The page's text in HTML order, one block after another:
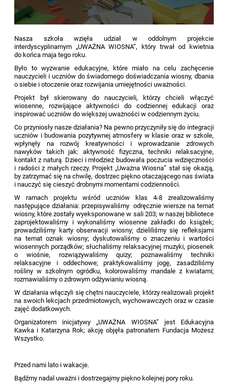
Nasza szkoła wzięła udział w oddolnym projekcie
interdyscyplinarnym „UWAŻNA WIOSNA”, który trwał od kwietnia
do końca maja tego roku.
Było to wyzwanie edukacyjne, które miało na celu zachęcenie
nauczycieli i uczniów do świadomego doświadczania wiosny, dbania
o siebie i otoczenie oraz rozwijania umiejętności uważności.
Projekt był skierowany do nauczycieli, którzy chcieli włączyć
wiosenne, rozwijające aktywności do codziennej edukacji oraz
inspirować uczniów do większej uważności w codziennym życiu.
Co przyniosły nasze działania? Na pewno przyczyniły się do integracji
uczniów i budowania pozytywnej atmosfery w klasie oraz w szkole,
wpłynęły na rozwój kreatywności i wprowadzanie zdrowych
nawyków takich jak: aktywność fizyczna, techniki relaksacyjne,
kontakt z naturą. Dzieci i młodzież budowała poczucia wdzięczności
i radości z małych rzeczy. Projekt „Uważna Wiosna” stał się okazją,
by zatrzymać się na chwilę, dostrzec piękno otaczającego nas świata
i nauczyć się cieszyć drobnymi momentami codzienności.
W ramach projektu wśród uczniów klas 4-8 zrealizowaliśmy
następujące działania: przepisywaliśmy odręcznie wiersze na temat
wiosny, które zostały wyeksponowane w sali 203; w naszej bibliotece
zaprojektowaliśmy i wykonaliśmy wiosenne zakładki do książek;
prowadziliśmy karty obserwacji wiosny; dzieliliśmy się refleksjami
na temat oznak wiosny; dyskutowaliśmy o znaczeniu i wartości
wiosennych porządków; słuchaliśmy relaksacyjnej muzyki, piosenek
o wiośnie, rozwiązywaliśmyquizy; poznawaliśmy techniki
relaksacyjne i oddechowe; praktykowaliśmy jogę, zasadziliśmy
rośliny w szkolnym ogródku, kolorowaliśmy mandale z kwiatami;
rozmawialiśmy o zdrowym odżywianiu wiosną.
W działania włączyli się chętni nauczyciele, którzy realizowali projekt
na swoich lekcjach przedmiotowych, wychowawczych oraz w czasie
zajęć dodatkowych.
Organizatorem inicjatywy „UWAŻNA WIOSNA” jest Edukacyjna
Kawka i Katarzyna Rok; akcję objęła patronatem Fundacja Możesz
Wszystko.
Przed nami lato i wakacje.
Bądźmy nadal uważni i dostrzegajmy piękno kolejnej pory roku.